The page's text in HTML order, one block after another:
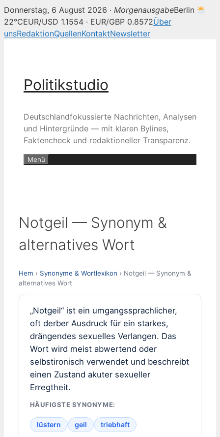
Donnerstag, 6 August 2026 · MorgenausgabeBerlin
22°CEUR/USD 1.1554 · EUR/GBP 0.8572Über
unsRedaktionQuellenKontaktNewsletter
Politikstudio
Deutschlandfokussierte Nachrichten, Analysen
und Hintergründe — mit klaren Bylines,
Faktencheck und redaktioneller Transparenz.
Menü
Notgeil — Synonym &
alternatives Wort
Hem › Synonyme & Wortlexikon › Notgeil — Synonym &
alternatives Wort
„Notgeil“ ist ein umgangssprachlicher,
oft derber Ausdruck für ein starkes,
drängendes sexuelles Verlangen. Das
Wort wird meist abwertend oder
selbstironisch verwendet und beschreibt
einen Zustand akuter sexueller
Erregtheit.
HÄUFIGSTE SYNONYME:
lüstern geil triebhaft